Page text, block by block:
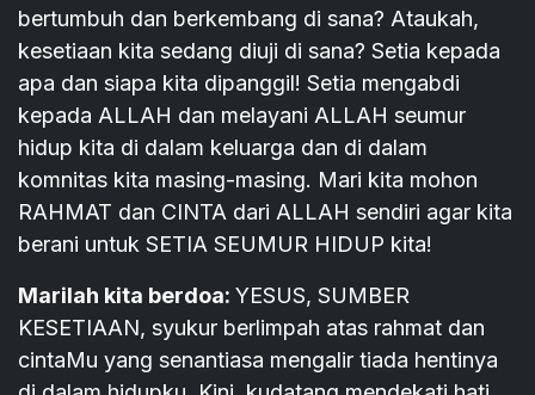
bertumbuh dan berkembang di sana? Ataukah,
kesetiaan kita sedang diuji di sana? Setia kepada
apa dan siapa kita dipanggil! Setia mengabdi
kepada ALLAH dan melayani ALLAH seumur
hidup kita di dalam keluarga dan di dalam
komnitas kita masing-masing. Mari kita mohon
RAHMAT dan CINTA dari ALLAH sendiri agar kita
berani untuk SETIA SEUMUR HIDUP kita!
Marilah kita berdoa: YESUS, SUMBER
KESETIAAN, syukur berlimpah atas rahmat dan
cintaMu yang senantiasa mengalir tiada hentinya